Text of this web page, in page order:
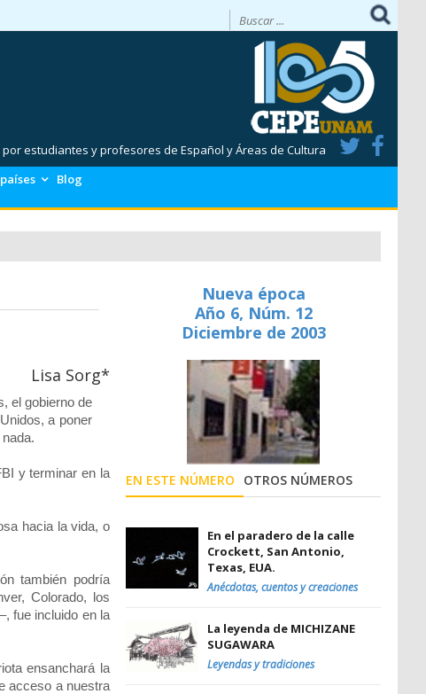
estudiantes y profesores de Español y Áreas de Cultura
Blog
Lisa Sorg*
el gobierno de
a poner
y terminar en la
hacia la vida, o
también podría
Colorado, los
fue incluido en la
ensanchará la
acceso a nuestra
Nueva época
Año 6, Núm. 12
Diciembre de 2003
EN ESTE NÚMERO OTROS NÚMEROS
En el paradero de la calle
Crockett, San Antonio,
Texas, EUA.
Anécdotas, cuentos y creaciones
La leyenda de MICHIZANE
SUGAWARA
Leyendas y tradiciones